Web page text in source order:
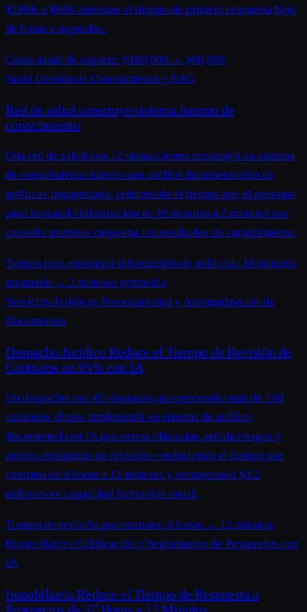
$180K a $68K mientras el tiempo de primera respuesta bajó
de horas a segundos.
Costo anual de soporte: $180,000 → $68,000
Salud Gestión de Conocimiento y RAG
Red de salud construye sistema interno de
conocimiento
Una red de salud con 12 instalaciones construyó un sistema
de conocimiento interno que unificó documentación de
políticas fragmentada, reduciendo el tiempo que el personal
pasa buscando información de 18 minutos a 2 minutos por
consulta mientras mejoraba los resultados de cumplimiento.
Tiempo para encontrar información de políticas: 18 minutos
promedio → 2 minutos promedio
Servicios Jurídicos Procesamiento y Automatización de
Documentos
Despacho Jurídico Reduce el Tiempo de Revisión de
Contratos un 95% con IA
Un despacho con 45 abogados que procesaba más de 100
contratos al mes implementó un sistema de análisis
documental con IA que extrae cláusulas, señala riesgos y
genera resúmenes de revisión—reduciendo el tiempo por
contrato de 4 horas a 12 minutos y recuperando $1.2
millones en capacidad facturable anual.
Tiempo de revisión por contrato: 4 horas → 12 minutos
Bienes Raíces Calificación y Seguimiento de Prospectos con
IA
Inmobiliaria Reduce el Tiempo de Respuesta a